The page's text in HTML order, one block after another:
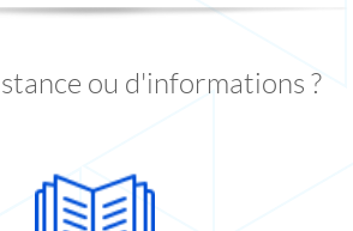
ou d'informations ?